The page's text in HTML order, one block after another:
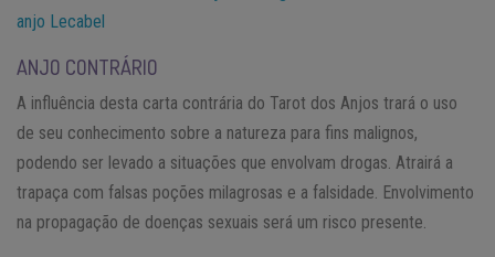
anjo Lecabel
ANJO CONTRÁRIO
A influência desta carta contrária do Tarot dos Anjos trará o uso
de seu conhecimento sobre a natureza para fins malignos,
podendo ser levado a situações que envolvam drogas. Atrairá a
trapaça com falsas poções milagrosas e a falsidade. Envolvimento
na propagação de doenças sexuais será um risco presente.